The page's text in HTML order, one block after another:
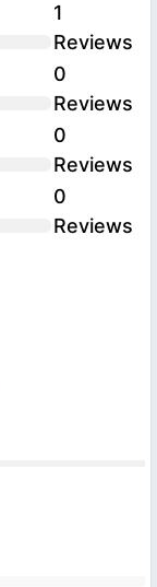
1
Reviews
0
Reviews
0
Reviews
0
Reviews